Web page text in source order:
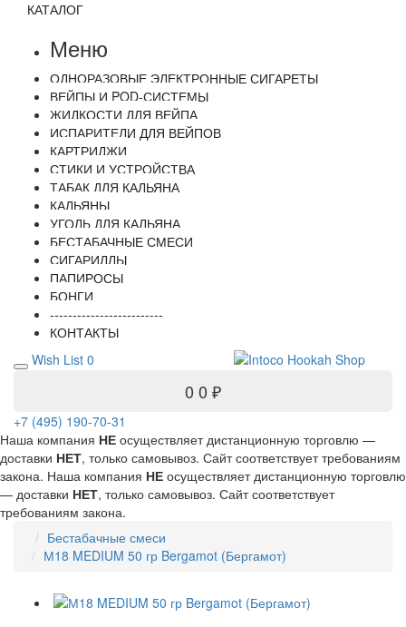
КАТАЛОГ
Меню
ОДНОРАЗОВЫЕ ЭЛЕКТРОННЫЕ СИГАРЕТЫ
ВЕЙПЫ И POD-СИСТЕМЫ
ЖИДКОСТИ ДЛЯ ВЕЙПА
ИСПАРИТЕЛИ ДЛЯ ВЕЙПОВ
КАРТРИДЖИ
СТИКИ И УСТРОЙСТВА
ТАБАК ДЛЯ КАЛЬЯНА
КАЛЬЯНЫ
УГОЛЬ ДЛЯ КАЛЬЯНА
БЕСТАБАЧНЫЕ СМЕСИ
СИГАРИЛЛЫ
ПАПИРОСЫ
БОНГИ
-------------------------
КОНТАКТЫ
Wish List 0
0 0 ₽
+7 (495) 190-70-31
Наша компания НЕ осуществляет дистанционную торговлю —
доставки НЕТ, только самовывоз. Сайт соответствует требованиям
закона. Наша компания НЕ осуществляет дистанционную торговлю
— доставки НЕТ, только самовывоз. Сайт соответствует
требованиям закона.
Бестабачные смеси
М18 MEDIUM 50 гр Bergamot (Бергамот)